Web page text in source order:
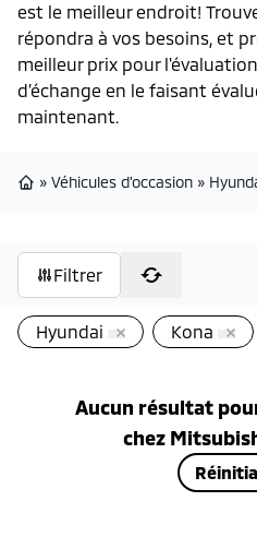
est le meilleur endroit!
répondra à vos besoins, et
meilleur prix pour
d’échange en le faisant
maintenant.
» Véhicules d'occasion »
Filtrer
Hyundai Kona
Aucun résultat
chez